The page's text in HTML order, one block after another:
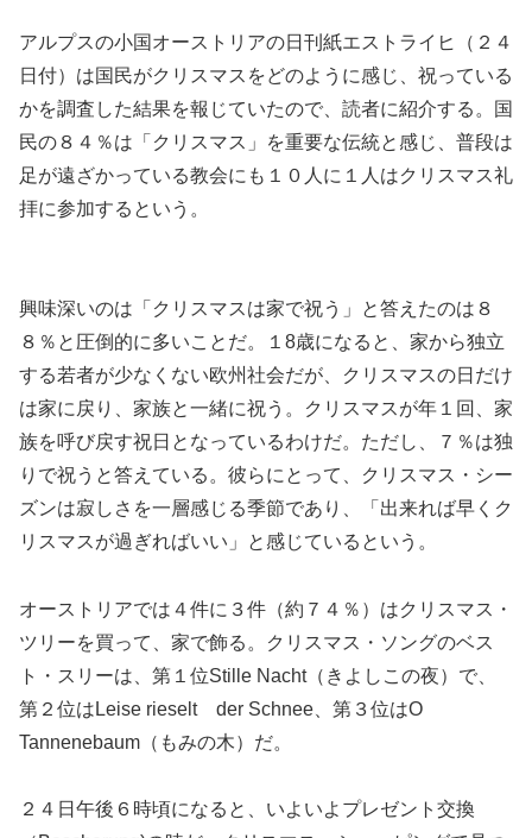
アルプスの小国オーストリアの日刊紙エストライヒ（２４
日付）は国民がクリスマスをどのように感じ、祝っている
かを調査した結果を報じていたので、読者に紹介する。国
民の８４％は「クリスマス」を重要な伝統と感じ、普段は
足が遠ざかっている教会にも１０人に１人はクリスマス礼
拝に参加するという。
興味深いのは「クリスマスは家で祝う」と答えたのは８
８％と圧倒的に多いことだ。１8歳になると、家から独立
する若者が少なくない欧州社会だが、クリスマスの日だけ
は家に戻り、家族と一緒に祝う。クリスマスが年１回、家
族を呼び戻す祝日となっているわけだ。ただし、７％は独
りで祝うと答えている。彼らにとって、クリスマス・シー
ズンは寂しさを一層感じる季節であり、「出来れば早くク
リスマスが過ぎればいい」と感じているという。
オーストリアでは４件に３件（約７４％）はクリスマス・
ツリーを買って、家で飾る。クリスマス・ソングのベス
ト・スリーは、第１位Stille Nacht（きよしこの夜）で、
第２位はLeise rieselt der Schnee、第３位はO
Tannenebaum（もみの木）だ。
２４日午後６時頃になると、いよいよプレゼント交換